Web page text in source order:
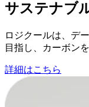
サステナブ
ロジクールは、デ
目指し、カーボン
詳細はこちら